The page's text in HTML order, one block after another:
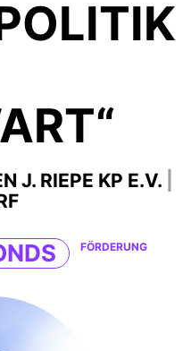
J. RIEPE KP E.V.
FÖRDERUNG